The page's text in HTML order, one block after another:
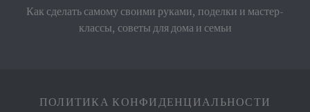
Как сделать самому своими руками, поделки и мастер-
классы, советы для дома и семьи
ПОЛИТИКА КОНФИДЕНЦИАЛЬНОСТИ